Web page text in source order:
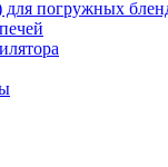
погружных